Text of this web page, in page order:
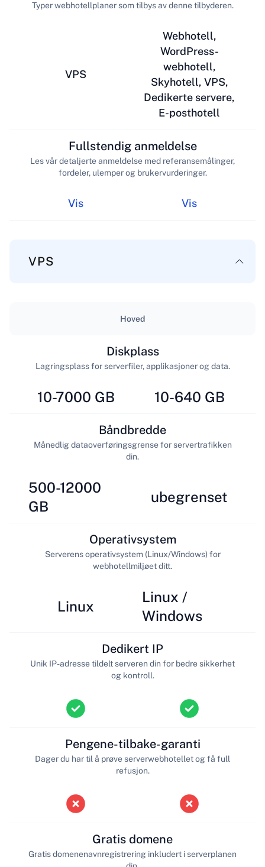
VPS
Typer webhotellplaner som tilbys av denne tilbyderen.
Webhotell,
WordPress-
webhotell,
Skyhotell, VPS,
Dedikerte servere,
E-posthotell
Vis
Fullstendig anmeldelse
Les vår detaljerte anmeldelse med referansemålinger,
fordeler, ulemper og brukervurderinger.
Vis
VPS
Hoved
10-7000 GB
Diskplass
Lagringsplass for serverfiler, applikasjoner og data.
10-640 GB
500-12000
GB
Båndbredde
Månedlig dataoverføringsgrense for servertrafikken
din.
ubegrenset
Linux
Operativsystem
Serverens operativsystem (Linux/Windows) for
webhotellmiljøet ditt.
Linux /
Windows
Dedikert IP
Unik IP-adresse tildelt serveren din for bedre sikkerhet
og kontroll.
Pengene-tilbake-garanti
Dager du har til å prøve serverwebhotellet og få full
refusjon.
Gratis domene
Gratis domenenavnregistrering inkludert i serverplanen